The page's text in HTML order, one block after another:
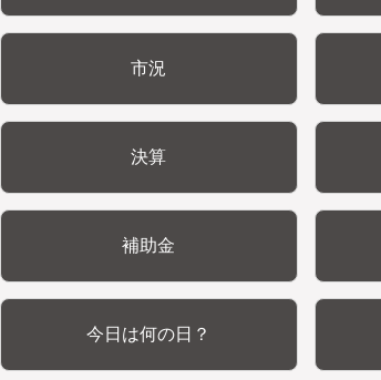
市況
決算
補助金
今日は何の日？